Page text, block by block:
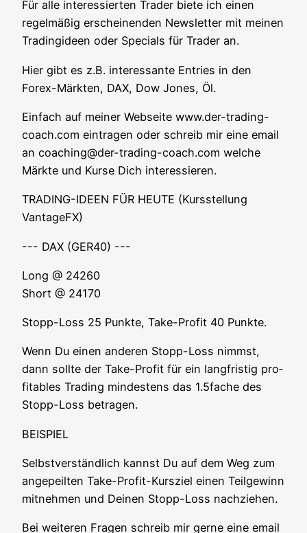
Für alle inter­es­sier­ten Trader bie­te ich einen
regel­mä­ßig erschei­nen­den News­let­ter mit mei­nen
Tra­ding­ideen oder Spe­cials für Trader an.
Hier gibt es z.B. inter­es­san­te Ent­ries in den
Forex-Märk­ten, DAX, Dow Jones, Öl.
Ein­fach auf mei­ner Web­sei­te www.der-trading-
coach.com ein­tra­gen oder schreib mir eine email
an coaching@der-trading-coach.com wel­che
Märk­te und Kur­se Dich interessieren.
TRADING-IDEEN FÜR HEUTE (Kurs­stel­lung
VantageFX)
--- DAX (GER40) ---
Long @ 24260
Short @ 24170
Stopp-Loss 25 Punk­te, Take-Pro­fit 40 Punkte.
Wenn Du einen ande­ren Stopp-Loss nimmst,
dann soll­te der Take-Pro­fit für ein lang­fris­tig pro­
fi­ta­bles Tra­ding min­des­tens das 1.5fache des
Stopp-Loss betragen.
BEISPIEL
Selbst­ver­ständ­lich kannst Du auf dem Weg zum
ange­peil­ten Take-Pro­fit-Kurs­ziel einen Teil­ge­winn
mit­neh­men und Dei­nen Stopp-Loss nachziehen.
Bei wei­te­ren Fra­gen schreib mir ger­ne eine email